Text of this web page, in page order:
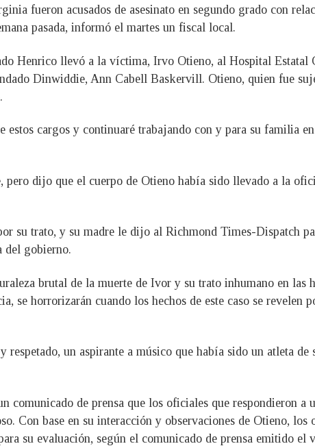
fueron acusados de asesinato en segundo grado con
pasada, informó el martes un fiscal local.
Henrico llevó a la víctima, Irvo Otieno, al Hospital Estatal
Dinwiddie, Ann Cabell Baskervill. Otieno, quien fue
cargos y continuaré trabajando con y para su familia
dijo que el cuerpo de Otieno había sido llevado a la
su trato, y su madre le dijo al Richmond Times-Dispatch
del gobierno.
brutal de la muerte de Ivor y su trato inhumano en las
se horrorizarán cuando los hechos de este caso se revelen
un aspirante a músico que había sido un atleta de
comunicado de prensa que los oficiales que respondieron a
Con base en su interacción y observaciones de Otieno,
su evaluación, según el comunicado de prensa emitido el